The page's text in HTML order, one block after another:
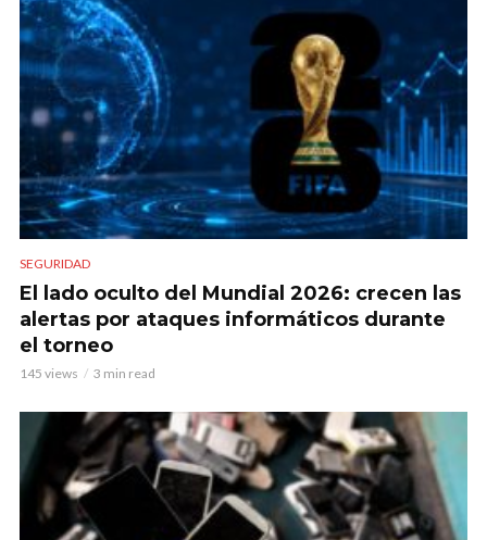
SEGURIDAD
El lado oculto del Mundial 2026: crecen las
alertas por ataques informáticos durante
el torneo
145 views 3 min read